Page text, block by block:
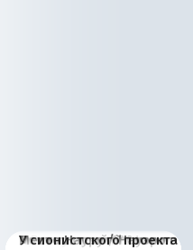
Киевская марионетка
В России назрели
Миграционный пожар
Россия начинает
Россия зимой 1904
Русская нация вчера и
Почему правый крах в
Место Науру / Науэро в
У сионистского проекта